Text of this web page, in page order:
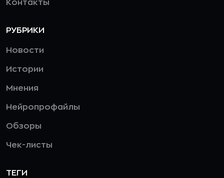
Контакты
РУБРИКИ
Новости
Истории
Мнения
Нейропрофайлы
Обзоры
Чек-листы
ТЕГИ